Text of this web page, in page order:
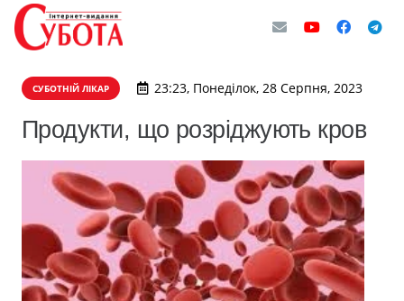
СУБОТНІЙ ЛІКАР 23:23, Понеділок, 28 Серпня, 2023
Продукти, що розріджують кров